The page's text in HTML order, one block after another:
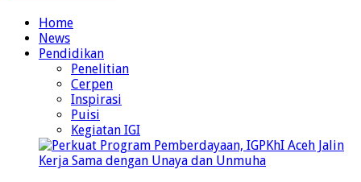
Home
News
Pendidikan
Penelitian
Cerpen
Inspirasi
Puisi
Kegiatan IGI